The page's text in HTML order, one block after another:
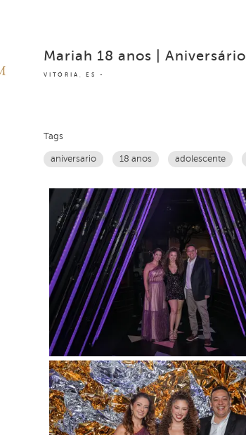
VITÓRIA, ES
Mariah 18 anos | Aniversário
Tags
aniversario 18 anos adolescente